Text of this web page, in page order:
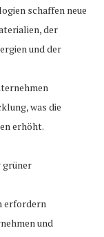
schaffen neue
der
und der
was die
erhöht.
grüner
erfordern
und